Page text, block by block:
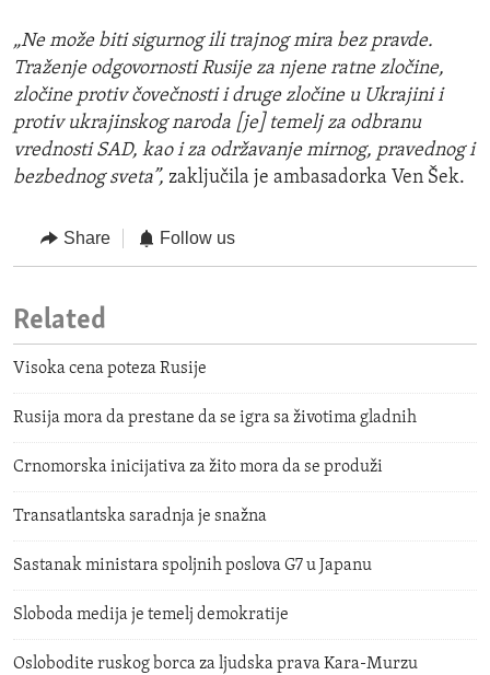
„Ne može biti sigurnog ili trajnog mira bez pravde.
Traženje odgovornosti Rusije za njene ratne zločine,
zločine protiv čovečnosti i druge zločine u Ukrajini i
protiv ukrajinskog naroda [je] temelj za odbranu
vrednosti SAD, kao i za održavanje mirnog, pravednog i
bezbednog sveta”, zaključila je ambasadorka Ven Šek.
Share Follow us
Related
Visoka cena poteza Rusije
Rusija mora da prestane da se igra sa životima gladnih
Crnomorska inicijativa za žito mora da se produži
Transatlantska saradnja je snažna
Sastanak ministara spoljnih poslova G7 u Japanu
Sloboda medija je temelj demokratije
Oslobodite ruskog borca za ljudska prava Kara-Murzu